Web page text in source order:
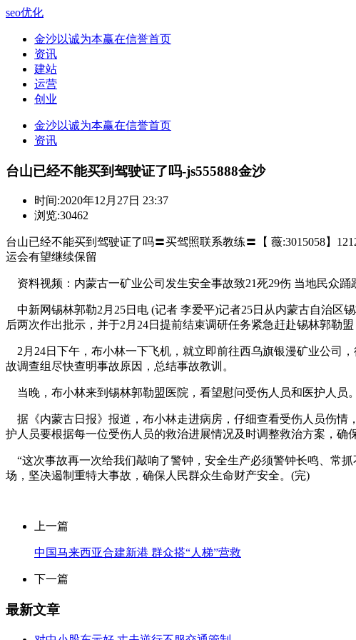
seo优化
金沙以诚为本赢在信誉首页
资讯
建站
运营
创业
金沙以诚为本赢在信誉首页
资讯
台山已经不能买到驾驶证了吗-js555888金沙
时间:2020年12月27日 23:37
浏览:30462
台山已经不能买到驾驶证了吗〓买驾照联系教练〓【 薇:3015058】
运会有望继续保留
资料视频：内蒙古一矿业公司发生安全事故致21死29伤 当地民众踊
中新网锡林郭勒2月25日电 (记者 李爱平)记者25日从内蒙古自治区
后两次作出批示，并于2月24日提前结束调研任务紧急赶赴锡林郭勒
2月24日下午，布小林一下飞机，就立即前往西乌旗银漫矿业公司
故调查组尽快查明事故原因，总结事故教训。
当晚，布小林来到锡林郭勒盟医院，看望慰问受伤人员和医护人员。
据《内蒙古日报》报道，布小林走进病房，仔细查看受伤人员伤情
护人员要根据每一位受伤人员的救治进展情况及时调整救治方案，确
“这次事故再一次给我们敲响了警钟，安全生产必须警钟长鸣、常
场，坚决遏制重特大事故，确保人民群众生命财产安全。(完)
上一篇
中国马来西亚合建新港 群众搭“人梯”营救
下一篇
最新文章